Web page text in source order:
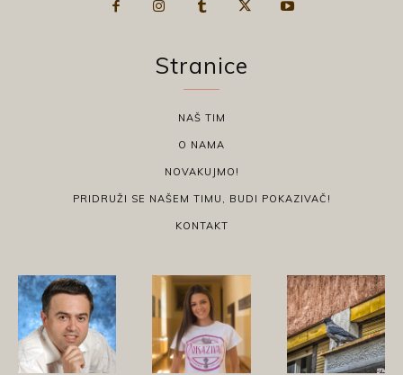
Stranice
NAŠ TIM
O NAMA
NOVAKUJMO!
PRIDRUŽI SE NAŠEM TIMU, BUDI POKAZIVAČ!
KONTAKT